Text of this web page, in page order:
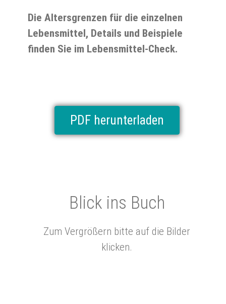
Die Altersgrenzen für die einzelnen
Lebensmittel, Details und Beispiele
finden Sie im Lebensmittel-Check.
PDF herunterladen
Blick ins Buch
Zum Vergrößern bitte auf die Bilder
klicken.